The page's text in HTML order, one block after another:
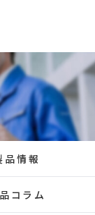
品情報
コラム